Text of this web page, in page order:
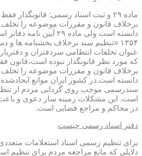
ماده ۲۹ و ثبت اسناد رسمی: قانونگذار
برخلاف قانون و مقررات موضوعه را
دانسته است ولی ماده ۲۹
۱۳۵۴ «تنظیم سند برخلاف بخشنامه ها و
عنوان تخلفات انتظامی سردفتران و
که مورد نظر قانونگذار نبوده است،قانون
برخلاف قانون و مقررات موضوعه را
دانسته است.در کشور ایران موانع
سندرسمی موجب روی گردانی مردم از
است. این مشکلات زمینه ساز دعوی و
در محاکم و مراجع قضایی است.
دفتر اسناد رسمی چیست
برای تنظیم رسمی اسناد استعلامات
دلایلی که مانع مراجعه مردم برای تنظیم